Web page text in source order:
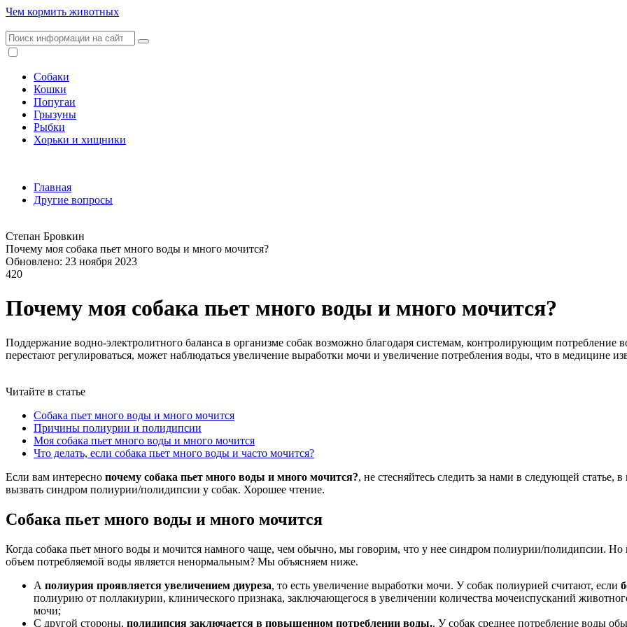
Чем кормить животных
Собаки
Кошки
Попугаи
Грызуны
Рыбки
Хорьки и хищники
Главная
Другие вопросы
Степан Бровкин
Почему моя собака пьет много воды и много мочится?
Обновлено: 23 ноября 2023
420
Почему моя собака пьет много воды и много мочится?
Поддержание водно-электролитного баланса в организме собак возможно благодаря системам, контролирующим
перестают регулироваться, может наблюдаться увеличение выработки мочи и увеличение потребления воды, что в медицине
Читайте в статье
Cобака пьет много воды и много мочится
Причины полиурии и полидипсии
Моя собака пьет много воды и много мочится
Что делать, если собака пьет много воды и часто мочится?
Если вам интересно почему собака пьет много воды и много мочится?, не стесняйтесь следить за нами в следующей
вызвать синдром полиурии/полидипсии у собак. Хорошее чтение.
Cобака пьет много воды и много мочится
Когда собака пьет много воды и мочится намного чаще, чем обычно, мы говорим, что у нее синдром полиурии/полидипсии. Но
объем потребляемой воды является ненормальным? Мы объясняем ниже.
А полиурия проявляется увеличением диуреза, то есть увеличение выработки мочи. У собак полиурией считают, если
полиурию от поллакиурии, клинического признака, заключающегося в увеличении количества мочеиспусканий
мочи;
С другой стороны, полидипсия заключается в повышенном потреблении воды.. У собак среднее потребление воды